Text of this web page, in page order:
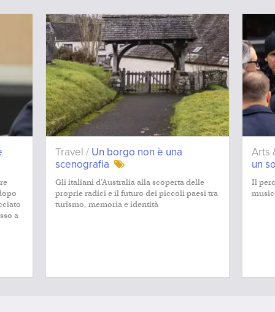
a
Travel / Un borgo non è una
scenografia
Gli italiani d’Australia alla scoperta delle
proprie radici e il futuro dei piccoli paesi tra
turismo, memoria e identità
Arts
un
Il